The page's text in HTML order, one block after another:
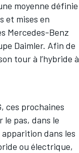
moyenne définie
et mises en
Mercedes-Benz
Daimler. Afin de
tour à l’hybride à
ces prochaines
pas, dans le
dans les
ou électrique,